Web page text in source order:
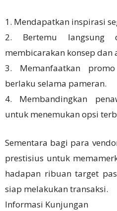
1. Mendapatkan inspirasi
2. Bertemu langsung
membicarakan konsep dan
3. Memanfaatkan
berlaku selama pameran.
4. Membandingkan
untuk menemukan opsi
Sementara bagi para
prestisius untuk
hadapan ribuan target
siap melakukan transaksi.
Informasi Kunjungan